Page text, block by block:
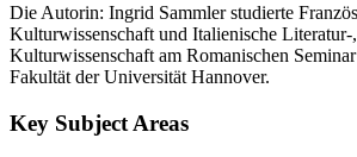
Die Autorin: Ingrid Sammler studierte
Kulturwissenschaft und Italienische Literatur-
Kulturwissenschaft am Romanischen
Fakultät der Universität Hannover.
Key Subject Areas